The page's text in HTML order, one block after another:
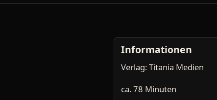
Informationen
Verlag: Titania Medien
ca. 78 Minuten